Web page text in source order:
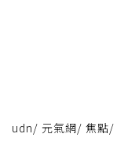
udn/ 元氣網/ 焦點/